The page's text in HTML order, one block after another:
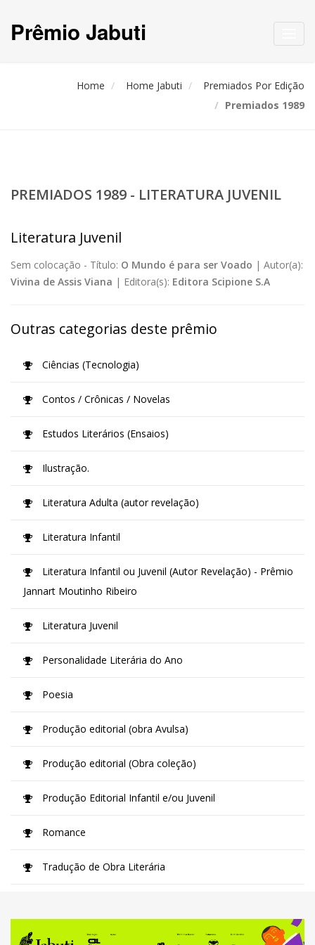
Prêmio Jabuti
Home Home Jabuti
Premiados Por Edição
Premiados 1989
PREMIADOS 1989 - LITERATURA JUVENIL
Literatura Juvenil
Sem colocação - Título: O Mundo é para ser Voado | Autor(a):
Vivina de Assis Viana | Editora(s): Editora Scipione S.A
Outras categorias deste prêmio
Ciências (Tecnologia)
Contos / Crônicas / Novelas
Estudos Literários (Ensaios)
Ilustração.
Literatura Adulta (autor revelação)
Literatura Infantil
Literatura Infantil ou Juvenil (Autor Revelação) - Prêmio
Jannart Moutinho Ribeiro
Literatura Juvenil
Personalidade Literária do Ano
Poesia
Produção editorial (obra Avulsa)
Produção editorial (Obra coleção)
Produção Editorial Infantil e/ou Juvenil
Romance
Tradução de Obra Literária